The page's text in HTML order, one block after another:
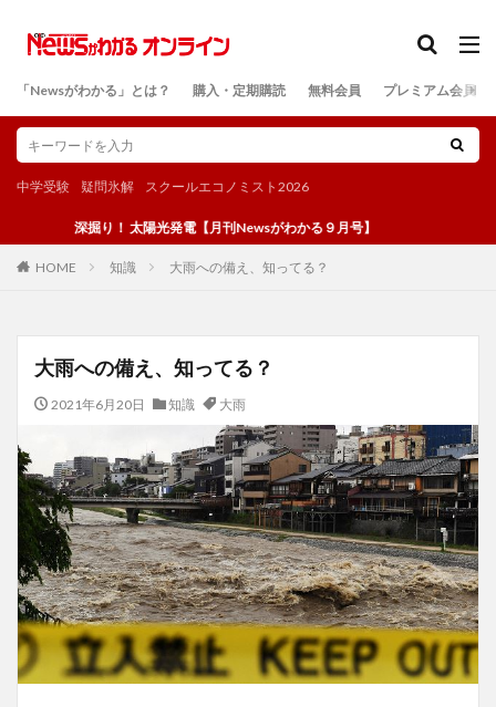
「Newsがわかる」とは？ 購入・定期購読 無料会員 プレミアム会員
中学受験 疑問氷解 スクールエコノミスト2026
深掘り！ 太陽光発電【月刊Newsがわかる９月号】
HOME 知識 大雨への備え、知ってる？
大雨への備え、知ってる？
2021年6月20日 知識 大雨
検索